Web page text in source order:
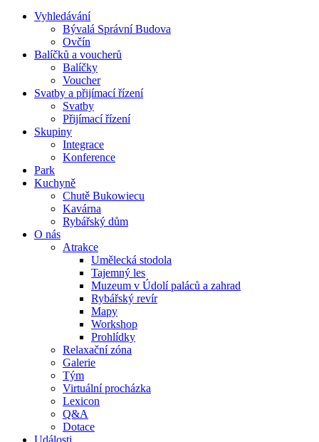
Vyhledávání
Bývalá Správní Budova
Ovčín
Balíčků a voucherů
Balíčky
Voucher
Svatby a přijímací řízení
Svatby
Přijímací řízení
Skupiny
Integrace
Konference
Park
Kuchyně
Chutě Bukowiecu
Kavárna
Rybářský dům
O nás
Atrakce
Umělecká stodola
Tajemný les
Muzeum v Údolí paláců a zahrad
Rybářský revír
Mapy
Workshop
Prohlídky
Relaxační zóna
Galerie
Tým
Virtuální procházka
Lexicon
Q&A
Dotace
Události